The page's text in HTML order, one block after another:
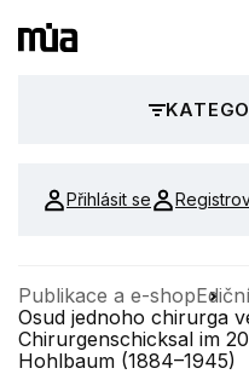
Přihlásit se
Publikace a e-shop
Osud jednoho chirurga
Chirurgenschicksal im
Hohlbaum (1884–1945)